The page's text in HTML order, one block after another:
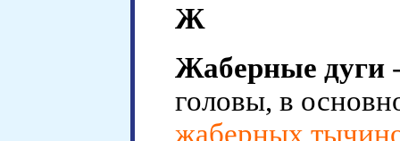
Ж
Жаберные дуги
головы, в
жаберных